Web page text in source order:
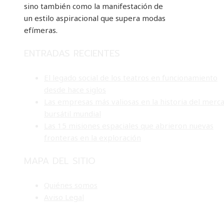
sino también como la manifestación de
un estilo aspiracional que supera modas
efímeras.